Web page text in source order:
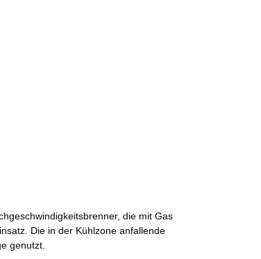
die mit Gas
Die in der Kühlzone anfallende
genutzt.